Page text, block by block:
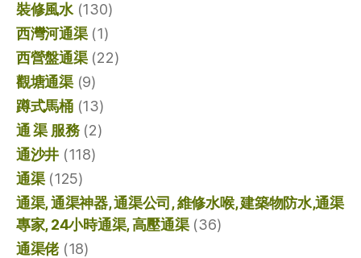
裝修風水(130)
西灣河通渠(1)
西營盤通渠(22)
觀塘通渠(9)
蹲式馬桶(13)
通 渠 服務(2)
通沙井 (118)
通渠(125)
通渠, 通渠神器, 通渠公司, 維修水喉, 建築物防水,通渠
專家, 24小時通渠, 高壓通渠(36)
通渠佬(18)